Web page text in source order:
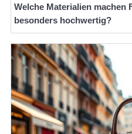
Welche Materialien machen
besonders hochwertig?